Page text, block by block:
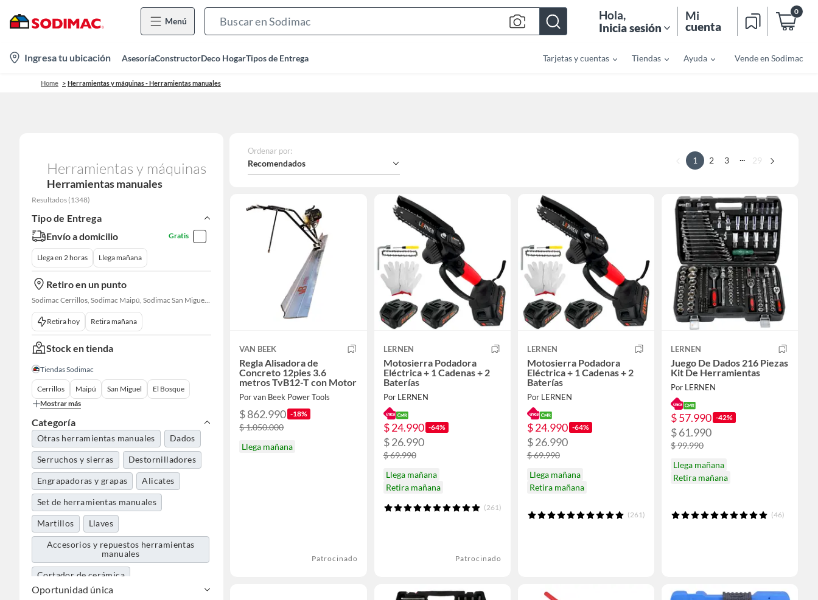
Menú
Bar
Hola,
Inicia sesión
Mi
cuenta
0
location-
icon
Ingresa tu ubicación AsesoríaConstructorDeco HogarTipos de Entrega Tarjetas y cuentas Tiendas Ayuda Vende en Sodimac
Home Herramientas y máquinas - Herramientas manuales
Herramientas y máquinas
Herramientas manuales
Resultados (1348)
Tipo de Entrega
Envío a domicilio
Gratis
Llega en 2 horas Llega mañana
Retiro en un punto
Sodimac Cerrillos, Sodimac Maipú, Sodimac San Miguel, Sodimac El Bosque, Sodimac San Bernardo, Constructor Cantagallo, Sodimac Talagante, Sodimac San Fernando
Retira hoy Retira mañana
Stock en tienda
Tiendas Sodimac
Cerrillos Maipú San Miguel
El Bosque
Mostrar más
Categoría
Otras herramientas manuales Dados
Serruchos y sierras Destornilladores
Engrapadoras y grapas Alicates
Set de herramientas manuales
Martillos Llaves
Accesorios y repuestos herramientas
manuales
Cortador de cerámica
Prensas y sargentos
Oportunidad única
Ordenar por:
Recomendados 1 2 3 ... 29
VAN BEEK
Regla Alisadora de
Concreto 12pies 3.6
metros TvB12-T con Motor
Por van Beek Power Tools
$ 862.990 -18%
$ 1.050.000
Llega mañana
Patrocinado
LERNEN
Motosierra Podadora
Eléctrica + 1 Cadenas + 2
Baterías
Por LERNEN
$ 24.990 -64%
$ 26.990
$ 69.990
Llega mañana
Retira mañana
(261)
Patrocinado
LERNEN
Motosierra Podadora
Eléctrica + 1 Cadenas + 2
Baterías
Por LERNEN
$ 24.990 -64%
$ 26.990
$ 69.990
Llega mañana
Retira mañana
(261)
LERNEN
Juego De Dados 216 Piezas
Kit De Herramientas
Por LERNEN
$ 57.990 -42%
$ 61.990
$ 99.990
Llega mañana
Retira mañana
(46)